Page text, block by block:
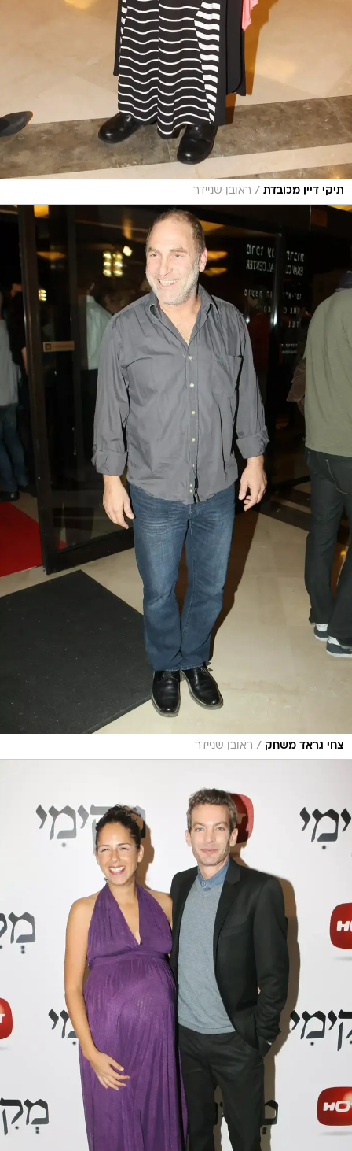
תיקי דיין מכובדת / ראובן שניידר
צחי גראד משחק / ראובן שניידר